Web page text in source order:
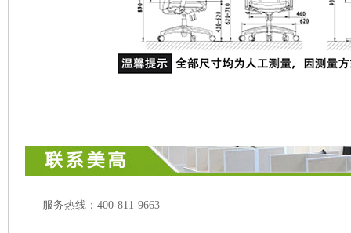
服务热线：400-811-9663